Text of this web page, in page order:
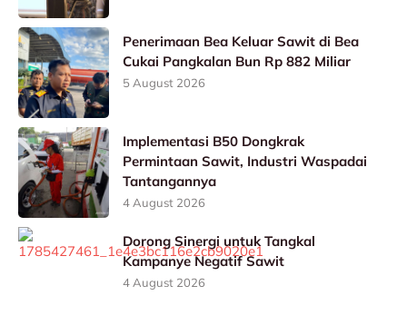
Penerimaan Bea Keluar Sawit di Bea
Cukai Pangkalan Bun Rp 882 Miliar
5 August 2026
Implementasi B50 Dongkrak
Permintaan Sawit, Industri Waspadai
Tantangannya
4 August 2026
Dorong Sinergi untuk Tangkal
Kampanye Negatif Sawit
4 August 2026